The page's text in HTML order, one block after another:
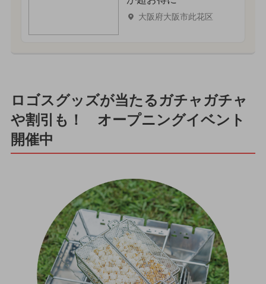
大阪府大阪市此花区
ロゴスグッズが当たるガチャガチャ
や割引も！ オープニングイベント
開催中